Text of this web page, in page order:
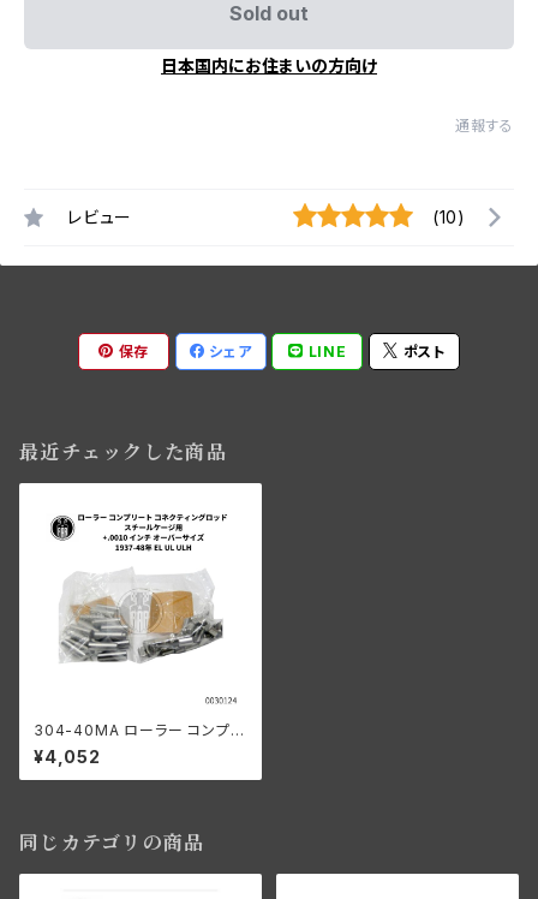
Sold out
日本国内にお住まいの方向け
通報する
レビュー (10)
保存 シェア LINE ポスト
最近チェックした商品
304-40MA ローラー コンプリ
ート コネクティングロッド スチ
ールケージ用 +.0010 OS 193
7-48年 EL/UL/ULH
¥4,052
同じカテゴリの商品